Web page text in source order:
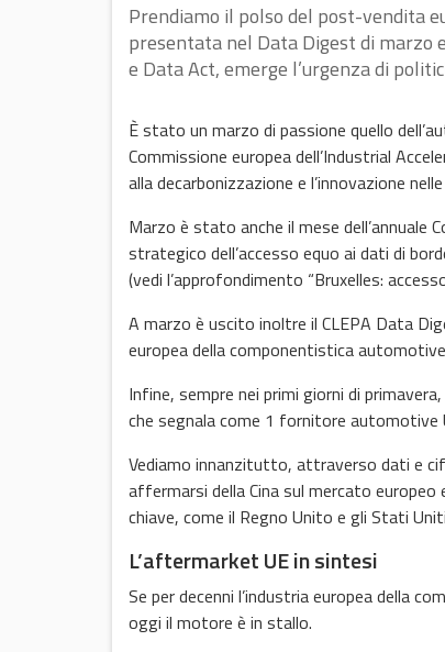
Prendiamo il polso del post-vendita
presentata nel Data Digest di marzo
e Data Act, emerge l’urgenza di
È stato un marzo di passione quello
Commissione europea dell’Industrial
alla decarbonizzazione e l’innovazione
Marzo è stato anche il mese
strategico dell’accesso equo ai dati di
(vedi l’approfondimento “Bruxelles:
A marzo è uscito inoltre il CLEPA Data
europea della componentistica
Infine, sempre nei primi giorni di
che segnala come 1 fornitore automotive
Vediamo innanzitutto, attraverso dati e
affermarsi della Cina sul mercato
chiave, come il Regno Unito e gli Stati
L’aftermarket UE in sintesi
Se per decenni l’industria europea della
oggi il motore è in stallo.